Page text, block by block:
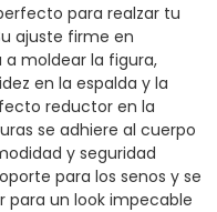
para realzar tu
ajuste firme en
moldear la figura,
en la espalda y la
reductor en la
se adhiere al cuerpo
y seguridad
para los senos y se
para un look impecable